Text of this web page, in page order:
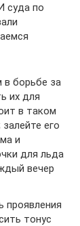
суда по
в борьбе за
их для
в таком
его
и
для льда
вечер
проявления
тонус